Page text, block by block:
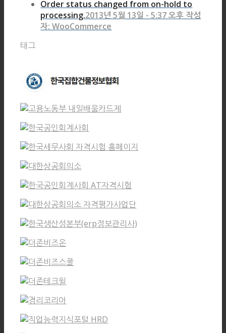
Order status changed from on-hold to
processing.2013년 5월 13일 - 5:37 오후 작성
자: WooCommerce
태그